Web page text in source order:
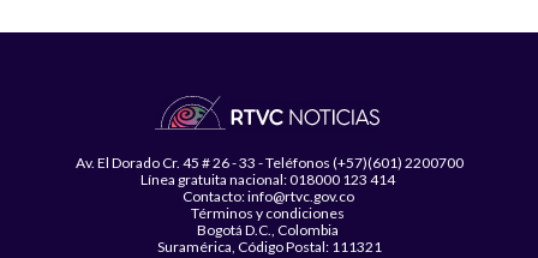
Av. El Dorado Cr. 45 # 26 - 33 - Teléfonos (+57)(601) 2200700
Línea gratuita nacional: 018000 123 414
Contacto: info@rtvc.gov.co
Términos y condiciones
Bogotá D.C., Colombia
Suramérica, Código Postal: 111321